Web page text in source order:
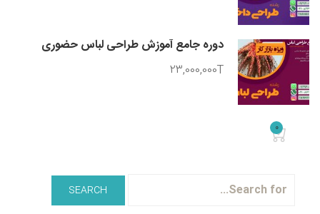
دوره جامع آموزش طراحی لباس حضوری
23,000,000T
0